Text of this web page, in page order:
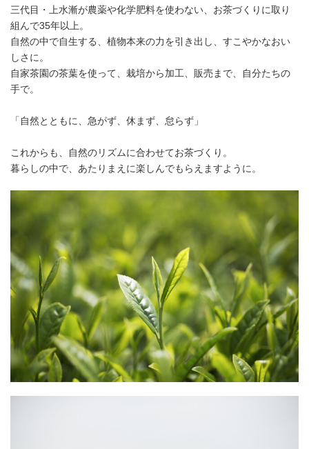
三代目・上水漸が農薬や化学肥料を使わない、お茶づくりに取り
組んで35年以上。
自然の中で自生する、植物本来の力を引き出し、すこやかなおい
しさに。
自家茶園の茶葉を使って、栽培から加工、販売まで、自分たちの
手で。
「自然とともに、急がず、休まず、怠らず」
これからも、自然のリズムに合わせてお茶づくり。
暮らしの中で、あたりまえに楽しんでもらえますように。